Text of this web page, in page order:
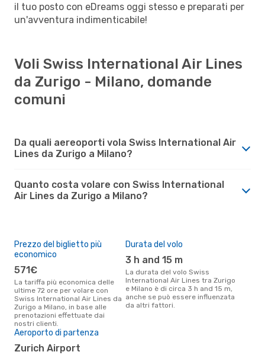
il tuo posto con eDreams oggi stesso e preparati per
un'avventura indimenticabile!
Voli Swiss International Air Lines
da Zurigo - Milano, domande
comuni
Da quali aereoporti vola Swiss International Air
Lines da Zurigo a Milano?
Quanto costa volare con Swiss International
Air Lines da Zurigo a Milano?
Prezzo del biglietto più
economico
571€
La tariffa più economica delle
ultime 72 ore per volare con
Swiss International Air Lines da
Zurigo a Milano, in base alle
prenotazioni effettuate dai
nostri clienti.
Durata del volo
3 h and 15 m
La durata del volo Swiss
International Air Lines tra Zurigo
e Milano è di circa 3 h and 15 m,
anche se può essere influenzata
da altri fattori.
Aeroporto di partenza
Zurich Airport